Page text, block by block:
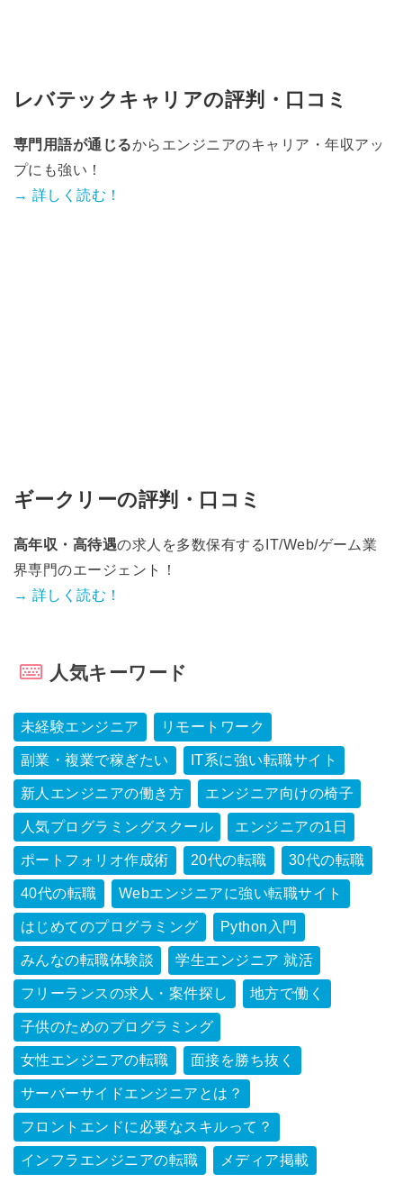
レバテックキャリアの評判・口コミ
専門用語が通じるからエンジニアのキャリア・年収アッ
プにも強い！
→ 詳しく読む！
ギークリーの評判・口コミ
高年収・高待遇の求人を多数保有するIT/Web/ゲーム業
界専門のエージェント！
→ 詳しく読む！
人気キーワード
未経験エンジニア リモートワーク
副業・複業で稼ぎたい IT系に強い転職サイト
新人エンジニアの働き方 エンジニア向けの椅子
人気プログラミングスクール エンジニアの1日
ポートフォリオ作成術 20代の転職 30代の転職
40代の転職 Webエンジニアに強い転職サイト
はじめてのプログラミング Python入門
みんなの転職体験談 学生エンジニア 就活
フリーランスの求人・案件探し 地方で働く
子供のためのプログラミング
女性エンジニアの転職 面接を勝ち抜く
サーバーサイドエンジニアとは？
フロントエンドに必要なスキルって？
インフラエンジニアの転職 メディア掲載